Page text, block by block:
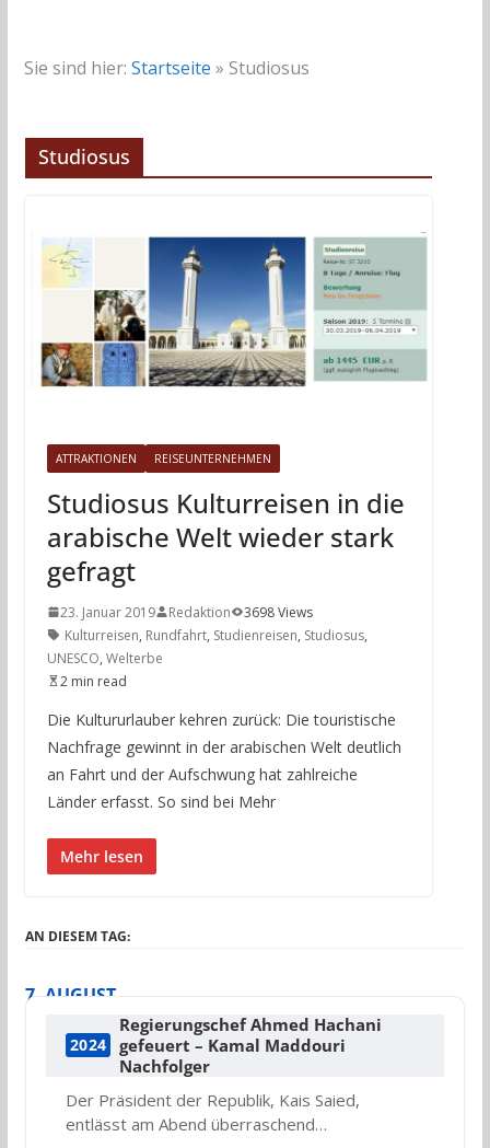
Sie sind hier: Startseite » Studiosus
Studiosus
ATTRAKTIONEN REISEUNTERNEHMEN
Studiosus Kulturreisen in die
arabische Welt wieder stark
gefragt
23. Januar 2019 Redaktion
3698 Views
Kulturreisen, Rundfahrt, Studienreisen, Studiosus,
UNESCO, Welterbe
2 min read
Die Kultururlauber kehren zurück: Die touristische
Nachfrage gewinnt in der arabischen Welt deutlich
an Fahrt und der Aufschwung hat zahlreiche
Länder erfasst. So sind bei Mehr
Mehr lesen
AN DIESEM TAG:
7. AUGUST
2024
Regierungschef Ahmed Hachani
gefeuert – Kamal Maddouri
Nachfolger
Der Präsident der Republik, Kais Saied,
entlässt am Abend überraschend…